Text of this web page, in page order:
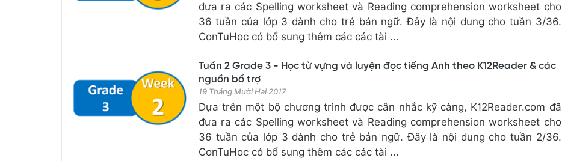
đưa ra các Spelling worksheet và Reading comprehension worksheet cho
36 tuần của lớp 3 dành cho trẻ bản ngữ. Đây là nội dung cho tuần 3/36.
ConTuHoc có bổ sung thêm các các tài ...
Tuần 2 Grade 3 - Học từ vựng và luyện đọc tiếng Anh theo K12Reader & các
nguồn bổ trợ
19 Tháng Mười Hai 2017
Dựa trên một bộ chương trình được cân nhắc kỹ càng, K12Reader.com đã
đưa ra các Spelling worksheet và Reading comprehension worksheet cho
36 tuần của lớp 3 dành cho trẻ bản ngữ. Đây là nội dung cho tuần 2/36.
ConTuHoc có bổ sung thêm các các tài ...